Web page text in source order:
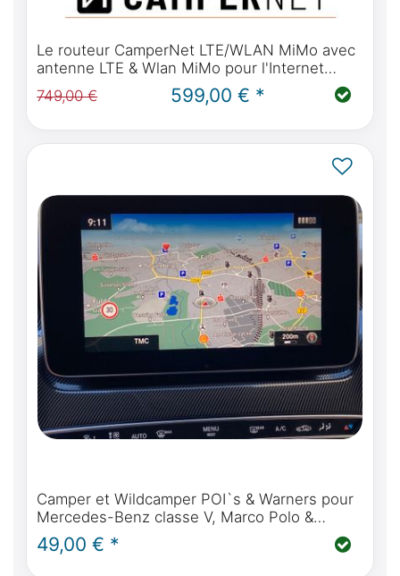
Le routeur CamperNet LTE/WLAN MiMo avec
antenne LTE & Wlan MiMo pour l'Internet
mobile dans les véhicules (12V ou 230V)
749,00 € 599,00 € *
Camper et Wildcamper POI`s & Warners pour
Mercedes-Benz classe V, Marco Polo &
Horizon avec Command online / NTG5
système de navigation
49,00 € *